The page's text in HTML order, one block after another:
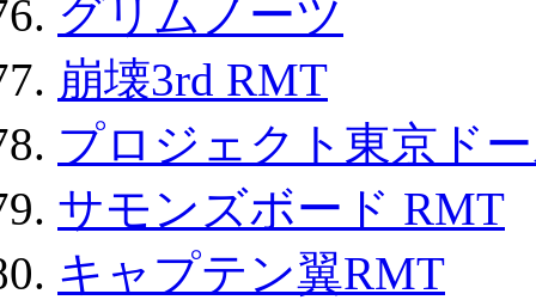
グリムノーツ
崩壊3rd RMT
プロジェクト東京ド
サモンズボード RMT
キャプテン翼RMT